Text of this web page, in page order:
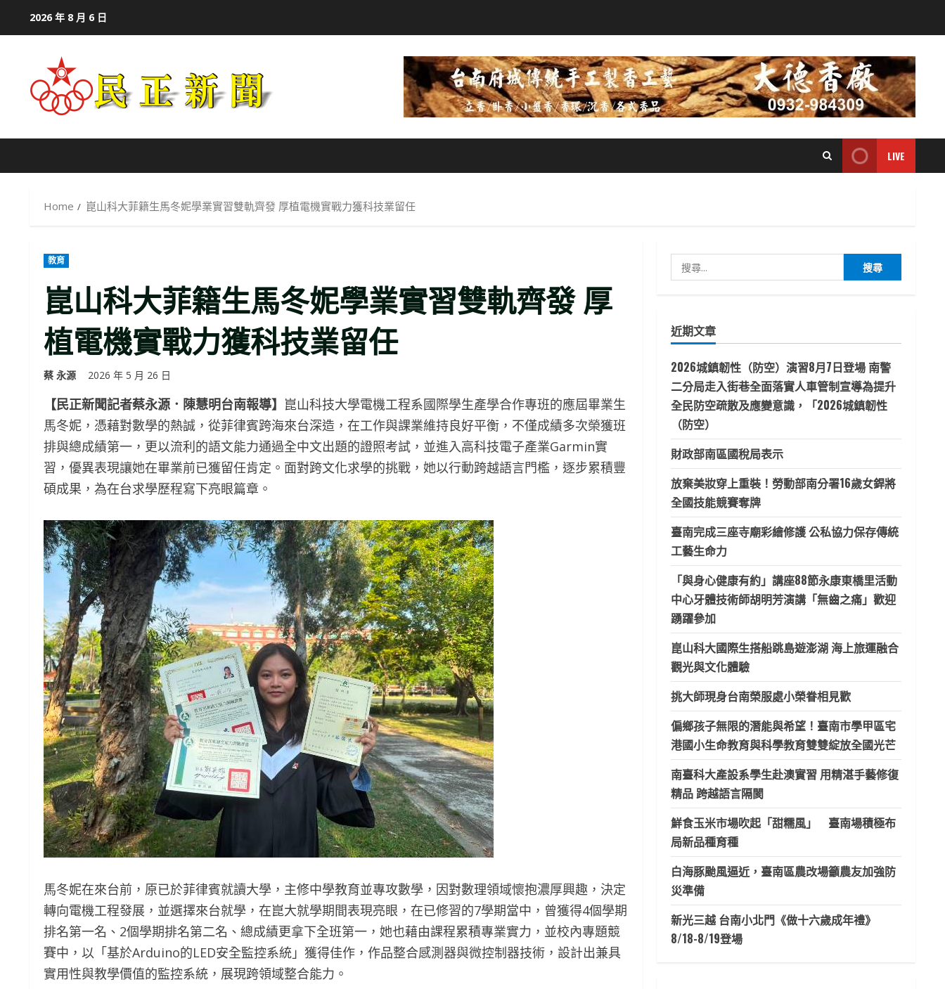
2026 年 8 月 6 日
LIVE
Home 崑山科大菲籍生馬冬妮學業實習雙軌齊發 厚植電機實戰力獲科技業留任
教育
崑山科大菲籍生馬冬妮學業實習雙軌齊發 厚
植電機實戰力獲科技業留任
蔡 永源 2026 年 5 月 26 日
【民正新聞記者蔡永源．陳慧明台南報導】 崑山科技大學電機工程系國際學生產學合作專班的應屆畢業生
馬冬妮，憑藉對數學的熱誠，從菲律賓跨海來台深造，在工作與課業維持良好平衡，不僅成績多次榮獲班
排與總成績第一，更以流利的語文能力通過全中文出題的證照考試，並進入高科技電子產業Garmin實
習，優異表現讓她在畢業前已獲留任肯定。面對跨文化求學的挑戰，她以行動跨越語言門檻，逐步累積豐
碩成果，為在台求學歷程寫下亮眼篇章。
馬冬妮在來台前，原已於菲律賓就讀大學，主修中學教育並專攻數學，因對數理領域懷抱濃厚興趣，決定
轉向電機工程發展，並選擇來台就學，在崑大就學期間表現亮眼，在已修習的7學期當中，曾獲得4個學期
排名第一名、2個學期排名第二名、總成績更拿下全班第一，她也藉由課程累積專業實力，並校內專題競
賽中，以「基於Arduino的LED安全監控系統」獲得佳作，作品整合感測器與微控制器技術，設計出兼具
實用性與教學價值的監控系統，展現跨領域整合能力。
尋
字:
近期文章
2026城鎮韌性（防空）演習8月7日登場 南警
二分局走入街巷全面落實人車管制宣導為提升
全民防空疏散及應變意識，「2026城鎮韌性
（防空）
財政部南區國稅局表示
放棄美妝穿上重裝！勞動部南分署16歲女銲將
全國技能競賽奪牌
臺南完成三座寺廟彩繪修護 公私協力保存傳統
工藝生命力
「與身心健康有約」講座88節永康東橋里活動
中心牙體技術師胡明芳演講「無齒之痛」歡迎
踴躍參加
崑山科大國際生搭船跳島遊澎湖 海上旅運融合
觀光與文化體驗
挑大師現身台南榮服處小榮眷相見歡
偏鄉孩子無限的潛能與希望！臺南市學甲區宅
港國小生命教育與科學教育雙雙綻放全國光芒
南臺科大產設系學生赴澳實習 用精湛手藝修復
精品 跨越語言隔閡
鮮食玉米市場吹起「甜糯風」 臺南場積極布
局新品種育種
白海豚颱風逼近，臺南區農改場籲農友加強防
災準備
新光三越 台南小北門《做十六歲成年禮》
8/18-8/19登場